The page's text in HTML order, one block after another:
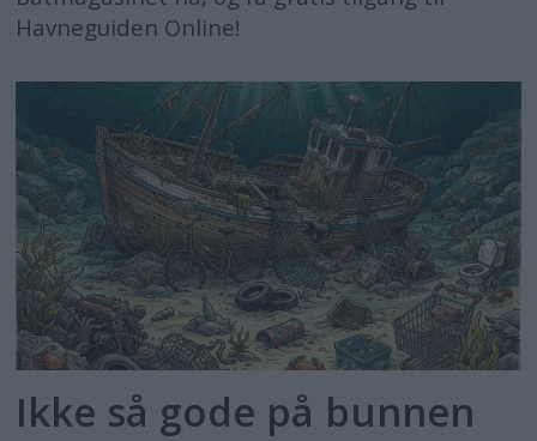
Havneguiden Online!
Ikke så gode på bunnen